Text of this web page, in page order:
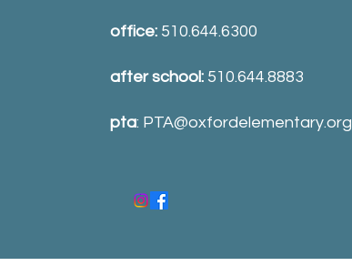
office: 510.644.6300
after school: 510.644.8883
pta: PTA@oxfordelementary.org